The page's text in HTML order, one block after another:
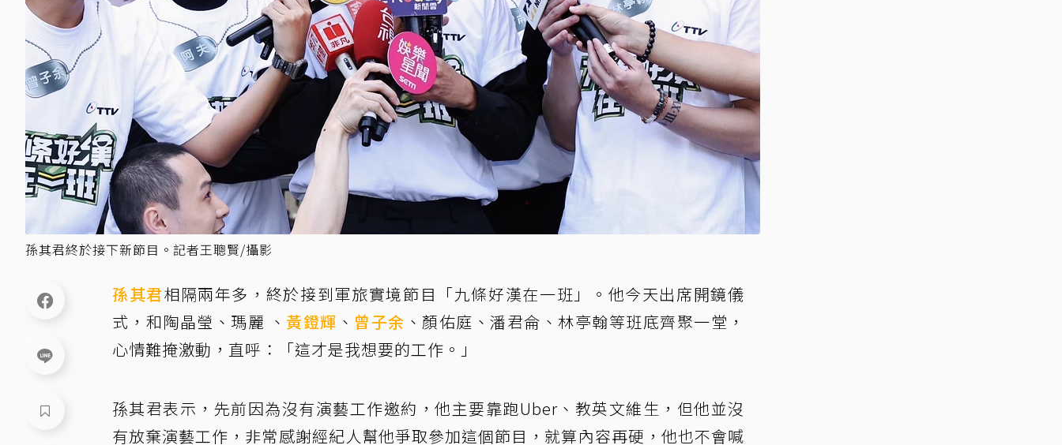
孫其君終於接下新節目。記者王聰賢/攝影
孫其君相隔兩年多，終於接到軍旅實境節目「九條好漢在一班」。他今天出席開鏡儀
式，和陶晶瑩、瑪麗 、 黃鐙輝 、 曾子余 、顏佑庭、潘君侖、林亭翰等班底齊聚一堂，
心情難掩激動，直呼：「這才是我想要的工作。」
孫其君表示，先前因為沒有演藝工作邀約，他主要靠跑Uber、教英文維生，但他並沒
有放棄演藝工作，非常感謝經紀人幫他爭取參加這個節目，就算內容再硬，他也不會喊